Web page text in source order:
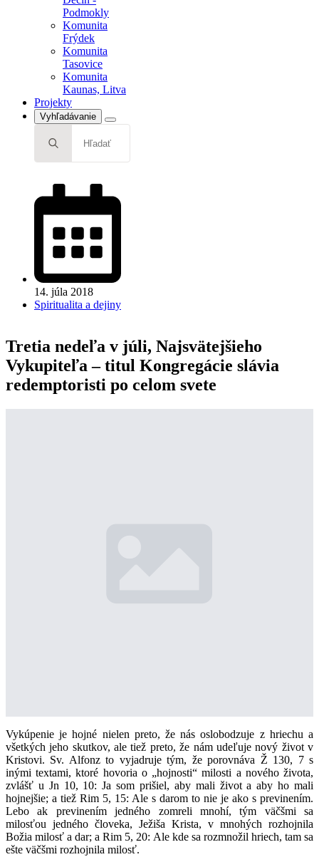
Podmokly
Komunita
Frýdek
Komunita
Tasovice
Komunita
Kaunas, Litva
Projekty
Vyhľadávanie
for:
Komunita
Kaunas, Litva
Projekty
14. júla 2018
Spiritualita a dejiny
Tretia nedeľa v júli, Najsvätejšieho
Vykupiteľa – titul Kongregácie slávia
redemptoristi po celom svete
Vykúpenie je hojné nielen preto, že nás oslobodzuje z hriechu a
všetkých jeho skutkov, ale tiež preto, že nám udeľuje nový život v
Kristovi. Sv. Alfonz to vyjadruje tým, že porovnáva Ž 130, 7 s
inými textami, ktoré hovoria o „hojnosti“ milosti a nového života,
zvlášť u Jn 10, 10: Ja som prišiel, aby mali život a aby ho mali
hojnejšie; a tiež Rim 5, 15: Ale s darom to nie je ako s previnením.
Lebo ak previnením jedného zomreli mnohí, tým väčšmi sa
milosťou jedného človeka, Ježiša Krista, v mnohých rozhojnila
Božia milosť a dar; a Rim 5, 20: Ale kde sa rozmnožil hriech, tam sa
ešte väčšmi rozhojnila milosť.